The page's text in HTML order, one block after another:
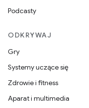
Podcasty
ODKRYWAJ
Gry
Systemy uczące się
Zdrowie i fitness
Aparat i multimedia